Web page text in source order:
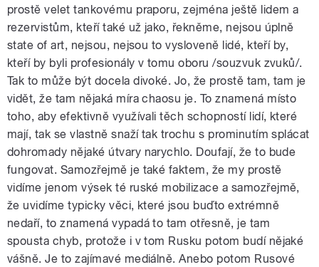
prostě velet tankovému praporu, zejména ještě lidem a
rezervistům, kteří také už jako, řekněme, nejsou úplně
state of art, nejsou, nejsou to vysloveně lidé, kteří by,
kteří by byli profesionály v tomu oboru /souzvuk zvuků/.
Tak to může být docela divoké. Jo, že prostě tam, tam je
vidět, že tam nějaká míra chaosu je. To znamená místo
toho, aby efektivně využívali těch schopností lidí, které
mají, tak se vlastně snaží tak trochu s prominutím splácat
dohromady nějaké útvary narychlo. Doufají, že to bude
fungovat. Samozřejmě je také faktem, že my prostě
vidíme jenom výsek té ruské mobilizace a samozřejmě,
že uvidíme typicky věci, které jsou buďto extrémně
nedaří, to znamená vypadá to tam otřesně, je tam
spousta chyb, protože i v tom Rusku potom budí nějaké
vášně. Je to zajímavé mediálně. Anebo potom Rusové